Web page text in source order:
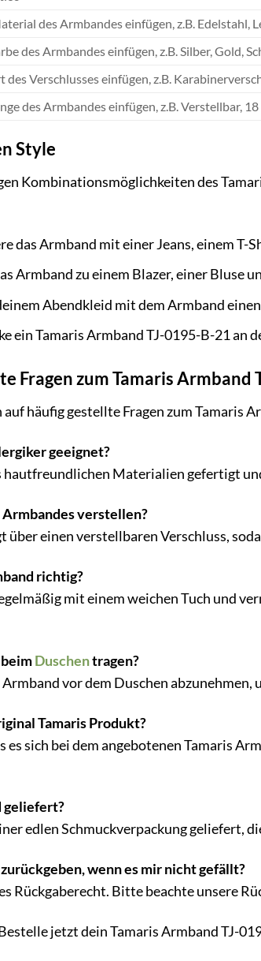
des Armbandes einfügen, z.B. Edelstahl,
des Armbandes einfügen, z.B. Silber, Gold,
des Verschlusses einfügen, z.B.
des Armbandes einfügen, z.B. Verstellbar, 18
Style
Kombinationsmöglichkeiten des
das Armband mit einer Jeans, einem T-
Armband zu einem Blazer, einer
Abendkleid mit dem Armband
ein Tamaris Armband TJ-0195-B-21
Fragen zum Tamaris Armband
häufig gestellte Fragen zum Tamaris
geeignet?
hautfreundlichen Materialien gefertigt
Armbandes verstellen?
über einen verstellbaren Verschluss,
richtig?
mit einem weichen Tuch und
Duschentragen?
vor dem Duschen abzunehmen,
Tamaris Produkt?
es sich bei dem angebotenen Tamaris
geliefert?
edlen Schmuckverpackung geliefert,
wenn es mir nicht gefällt?
Rückgaberecht. Bitte beachte unsere
jetzt dein Tamaris Armband TJ-